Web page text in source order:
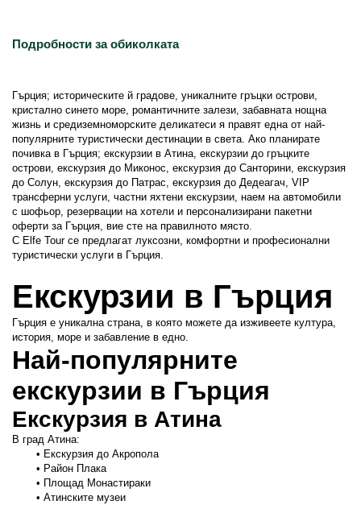
Подробности за обиколката
Гърция; историческите й градове, уникалните гръцки острови,
кристално синето море, романтичните залези, забавната нощна
жизнь и средиземноморските деликатеси я правят една от най-
популярните туристически дестинации в света. Ако планирате
почивка в Гърция; екскурзии в Атина, екскурзии до гръцките
острови, екскурзия до Миконос, екскурзия до Санторини, екскурзия
до Солун, екскурзия до Патрас, екскурзия до Дедеагач, VIP
трансферни услуги, частни яхтени екскурзии, наем на автомобили
с шофьор, резервации на хотели и персонализирани пакетни
оферти за Гърция, вие сте на правилното място.
С Elfe Tour се предлагат луксозни, комфортни и професионални
туристически услуги в Гърция.
Екскурзии в Гърция
Гърция е уникална страна, в която можете да изживеете култура,
история, море и забавление в едно.
Най-популярните
екскурзии в Гърция
Екскурзия в Атина
В град Атина:
Екскурзия до Акропола
Район Плака
Площад Монастираки
Атинските музеи